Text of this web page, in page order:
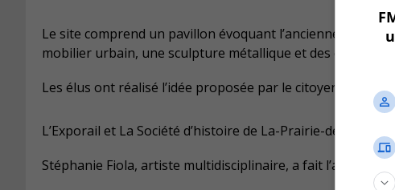
Le site comprend un pavillon évoquant l’ancienne gare,
mobilier urbain, une sculpture métallique et des éléments
Les élus ont réalisé l’idée proposée par le citoyen Albert
L’Exporail et La Société d’histoire de La-Prairie-de-la-
Stéphanie Fiola, artiste multidisciplinaire, a fait l’art au sol